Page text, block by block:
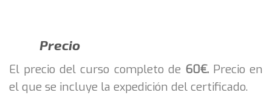
Precio
El precio del curso completo de 60€.Precio en
el que se incluye la expedición del certificado.